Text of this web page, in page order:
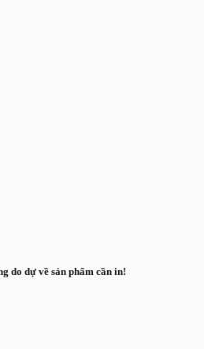
do dự về sản phẩm cần in!